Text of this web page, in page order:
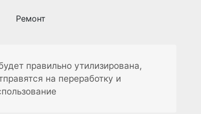
Ремонт
правильно утилизирована,
на переработку и